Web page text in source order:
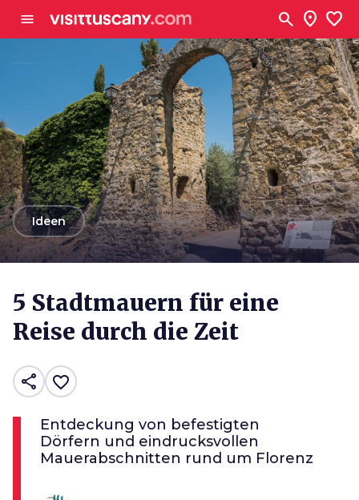
menu search location_on favorite
arrow_backIdeen
5 Stadtmauern für eine
Reise durch die Zeit
share favorite_border
Entdeckung von befestigten
Dörfern und eindrucksvollen
Mauerabschnitten rund um Florenz